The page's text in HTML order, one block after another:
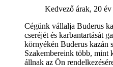
Kedvező árak, 20 év
Cégünk vállalja Buderus
cseréjét és karbantartását
környékén Buderus kazán
Szakembereink több, mint
állnak az Ön